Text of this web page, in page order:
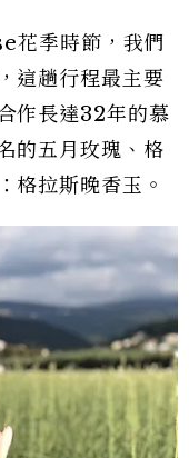
花季時節，我們
這趟行程最主要
作長達32年的慕
的五月玫瑰、格
格拉斯晚香玉。